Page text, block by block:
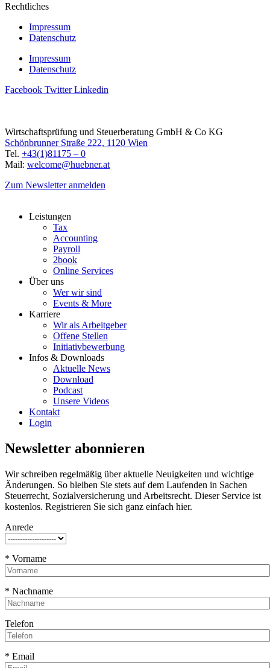
Rechtliches
Impressum
Datenschutz
Impressum
Datenschutz
Facebook Twitter Linkedin
Wirtschaftsprüfung und Steuerberatung GmbH & Co KG
Schönbrunner Straße 222, 1120 Wien
Tel. +43(1)81175 – 0
Mail: welcome@huebner.at
Zum Newsletter anmelden
Leistungen
Tax
Accounting
Payroll
2book
Online Services
Über uns
Wer wir sind
Events & More
Karriere
Wir als Arbeitgeber
Offene Stellen
Initiativbewerbung
Infos & Downloads
Aktuelle News
Download
Podcast
Unsere Videos
Kontakt
Login
Newsletter abonnieren
Wir schreiben regelmäßig über aktuelle Neuigkeiten und wichtige
Änderungen. So bleiben Sie stets auf dem Laufenden in Sachen
Steuerrecht, Sozialversicherung und Arbeitsrecht. Dieser Service ist
kostenlos. Registrieren Sie sich ganz einfach hier.
Anrede
* Vorname
* Nachname
Telefon
* Email